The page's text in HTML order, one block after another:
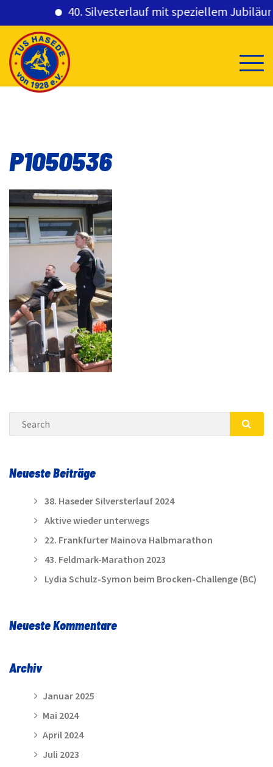
40. Silvesterlauf mit speziellem
content
P1050536
Search
Neueste Beiträge
38. Haseder Silversterlauf 2024
Aktive wieder unterwegs
22. Frankfurter Mainova Halbmarathon
43. Feldmark-Marathon 2023
Lydia Schulz-Symon beim Brocken-Challenge (BC)
Neueste Kommentare
Archiv
Januar 2025
Mai 2024
April 2024
Juli 2023